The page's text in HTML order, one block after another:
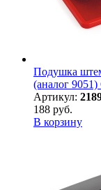
Подушка
(аналог 9051)
Артикул:
188 руб.
В корзину